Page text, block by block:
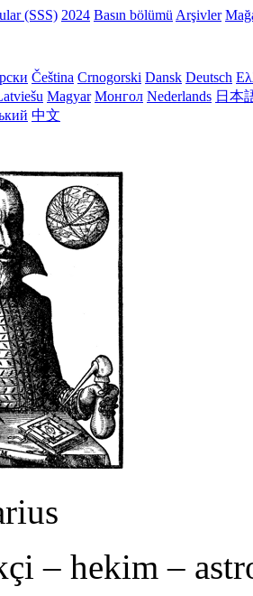
(SSS) 2024 Basın bölümü Arşivler
Čeština Crnogorski Dansk Deutsch
Magyar Монгол Nederlands 日本
中文
– hekim –